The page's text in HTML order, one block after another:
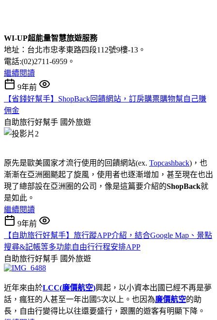
WI-UP超能量智慧旅遊服務
地址：台北市忠孝東路四段112號9樓-13。
電話:(02)2711-6959。
繼續閱讀
9年前
【省錢好幫手】ShopBack回饋網站，訂房購票購物幫自己賺
佣金
自助旅行好幫手 國外旅遊
原先是歐美國家才流行使用的回饋網站(ex. Topcashback)，也
漸漸在亞洲圈颳起了旋風，使用者也逐漸增加，甚至現在也出
現了總部設在亞洲圈的公司，像是這篇要介紹的ShopBack就
是如此。
繼續閱讀
9年前
【自助旅行好幫手】旅行蹤APP介紹，結合Google Map、景點
搜尋&記帳等多功能自由行行程安排APP
自助旅行好幫手 國外旅遊
近年來由於LCC(廉價航空)興起，以小資本出國已經不再是夢
話，瘋狂的人甚至一年出國5次以上。也因為廉價航空的助
長，自由行變得比以往還要盛行，跟團的遊客有明顯下降。